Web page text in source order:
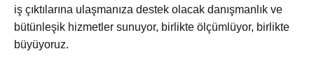
iş çıktılarına ulaşmanıza destek olacak danışmanlık ve
bütünleşik hizmetler sunuyor, birlikte ölçümlüyor, birlikte
büyüyoruz.